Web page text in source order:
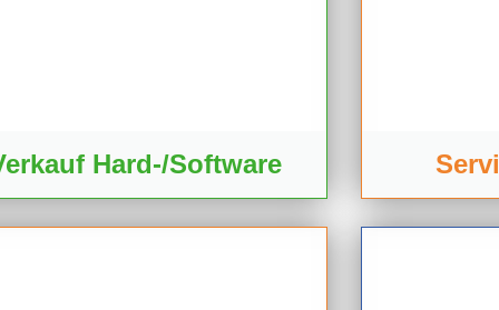
Hard-/Software